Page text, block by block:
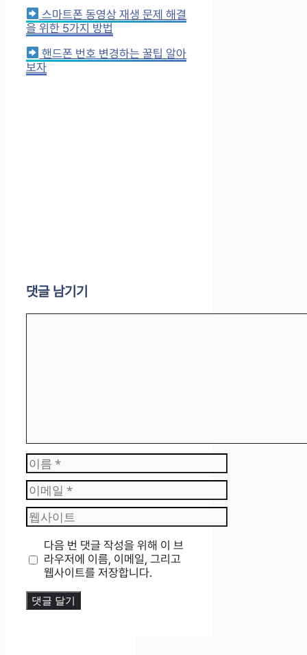
스마트폰 동영상 재생 문제 해결
을 위한 5가지 방법
핸드폰 번호 변경하는 꿀팁 알아
보자
댓글 남기기
이
름
이
메
일
웹
사
트
다음 번 댓글 작성을 위해 이 브
라우저에 이름, 이메일, 그리고
웹사이트를 저장합니다.